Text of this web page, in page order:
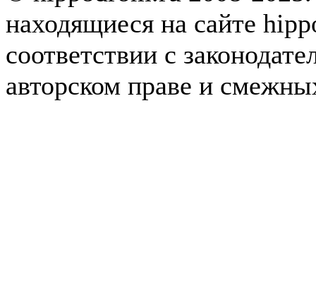
находящиеся на сайте
соответствии с
авторском праве и